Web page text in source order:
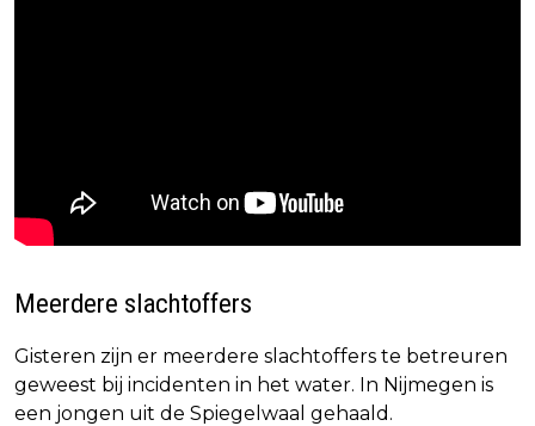
Meerdere slachtoffers
Gisteren zijn er meerdere slachtoffers te betreuren
geweest bij incidenten in het water. In Nijmegen is
een jongen uit de Spiegelwaal gehaald.